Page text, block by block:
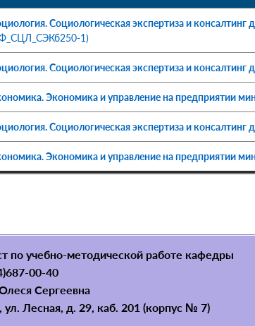
Социологическая экспертиза и
1)
Социологическая экспертиза и
Экономика и управление на предприятии
Социологическая экспертиза и
Экономика и управление на предприятии
по учебно-методической работе кафедры
00-40
Сергеевна
ул. Лесная, д. 29, каб. 201 (корпус № 7)